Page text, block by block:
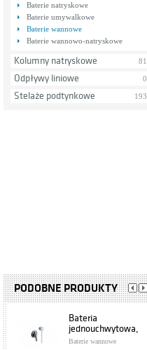
Baterie natryskowe
Baterie umywalkowe
Baterie wannowe
Baterie wannowo-natryskowe
Kolumny natryskowe 81
Odpływy liniowe 0
Stelaże podtynkowe 193
PODOBNE PRODUKTY
Bateria
jednouchwytowa,
wannowa
Baterie wannowe